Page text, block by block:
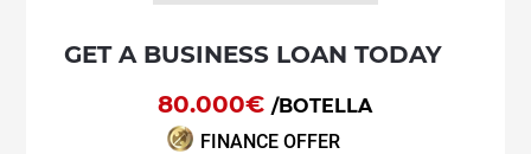
GET A BUSINESS LOAN TODAY
80.000€/BOTELLA
FINANCE OFFER